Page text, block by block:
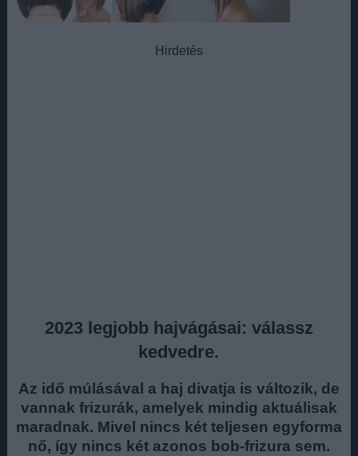
Hirdetés
2023 legjobb hajvágásai: válassz
kedvedre.
Az idő múlásával a haj divatja is változik, de
vannak frizurák, amelyek mindig aktuálisak
maradnak. Mivel nincs két teljesen egyforma
nő, így nincs két azonos bob-frizura sem.